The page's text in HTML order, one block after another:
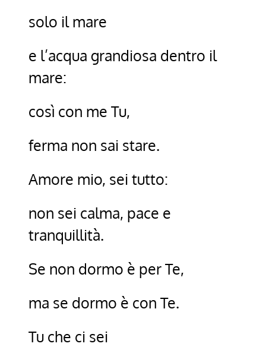
solo il mare
e l’acqua grandiosa dentro il
mare:
così con me Tu,
ferma non sai stare.
Amore mio, sei tutto:
non sei calma, pace e
tranquillità.
Se non dormo è per Te,
ma se dormo è con Te.
Tu che ci sei